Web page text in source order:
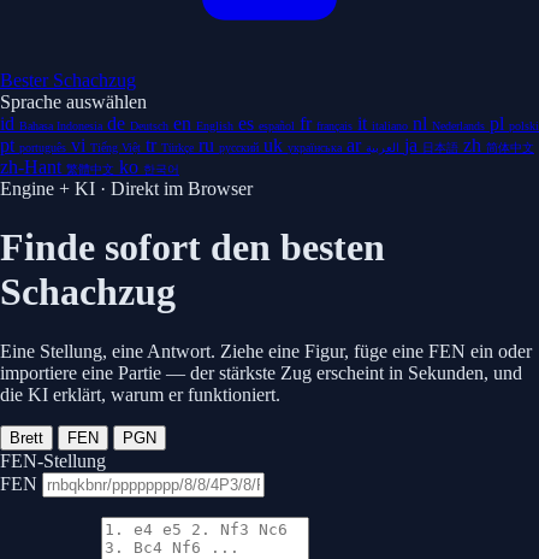
Bester Schachzug
Sprache auswählen
id Bahasa Indonesia de Deutsch en English es español fr français it italiano nl Nederlands pl polski
pt português vi Tiếng Việt tr Türkçe ru русский uk українська ar العربية ja 日本語 zh 简体中文
zh-Hant 繁體中文 ko 한국어
Engine + KI · Direkt im Browser
Finde sofort den besten
Schachzug
Eine Stellung, eine Antwort. Ziehe eine Figur, füge eine FEN ein oder
importiere eine Partie — der stärkste Zug erscheint in Sekunden, und
die KI erklärt, warum er funktioniert.
Brett FEN PGN
FEN-Stellung
FEN